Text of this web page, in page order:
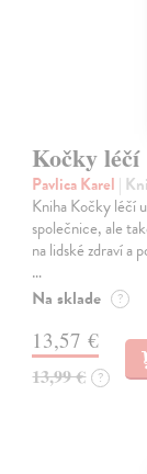
Kočky léčí
Pavlica Karel |
Kniha Kočky léčí
společnice, ale
na lidské zdraví a
…
Na sklade ?
13,57 €
13,99 € ?